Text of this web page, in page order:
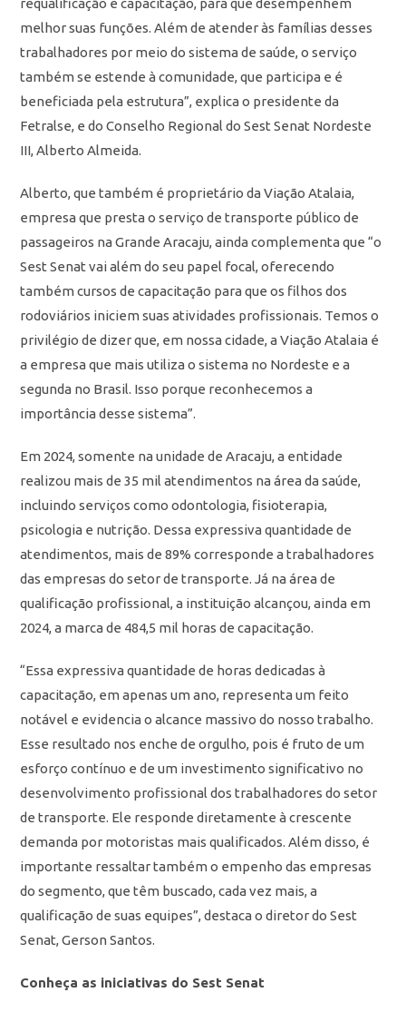
requalificação e capacitação, para que desempenhem
melhor suas funções. Além de atender às famílias desses
trabalhadores por meio do sistema de saúde, o serviço
também se estende à comunidade, que participa e é
beneficiada pela estrutura”, explica o presidente da
Fetralse, e do Conselho Regional do Sest Senat Nordeste
III, Alberto Almeida.
Alberto, que também é proprietário da Viação Atalaia,
empresa que presta o serviço de transporte público de
passageiros na Grande Aracaju, ainda complementa que “o
Sest Senat vai além do seu papel focal, oferecendo
também cursos de capacitação para que os filhos dos
rodoviários iniciem suas atividades profissionais. Temos o
privilégio de dizer que, em nossa cidade, a Viação Atalaia é
a empresa que mais utiliza o sistema no Nordeste e a
segunda no Brasil. Isso porque reconhecemos a
importância desse sistema”.
Em 2024, somente na unidade de Aracaju, a entidade
realizou mais de 35 mil atendimentos na área da saúde,
incluindo serviços como odontologia, fisioterapia,
psicologia e nutrição. Dessa expressiva quantidade de
atendimentos, mais de 89% corresponde a trabalhadores
das empresas do setor de transporte. Já na área de
qualificação profissional, a instituição alcançou, ainda em
2024, a marca de 484,5 mil horas de capacitação.
“Essa expressiva quantidade de horas dedicadas à
capacitação, em apenas um ano, representa um feito
notável e evidencia o alcance massivo do nosso trabalho.
Esse resultado nos enche de orgulho, pois é fruto de um
esforço contínuo e de um investimento significativo no
desenvolvimento profissional dos trabalhadores do setor
de transporte. Ele responde diretamente à crescente
demanda por motoristas mais qualificados. Além disso, é
importante ressaltar também o empenho das empresas
do segmento, que têm buscado, cada vez mais, a
qualificação de suas equipes”, destaca o diretor do Sest
Senat, Gerson Santos.
Conheça as iniciativas do Sest Senat